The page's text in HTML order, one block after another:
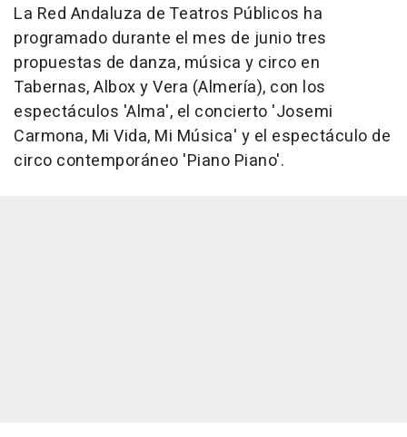
La Red Andaluza de Teatros Públicos ha
programado durante el mes de junio tres
propuestas de danza, música y circo en
Tabernas, Albox y Vera (Almería), con los
espectáculos 'Alma', el concierto 'Josemi
Carmona, Mi Vida, Mi Música' y el espectáculo de
circo contemporáneo 'Piano Piano'.